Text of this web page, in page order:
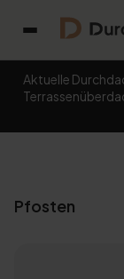
Aktuelle
Pfosten